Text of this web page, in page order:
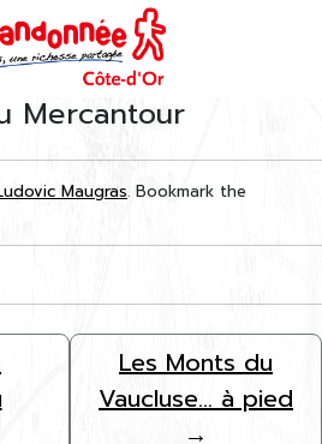
Mercantour
Maugras. Bookmark the
Les Monts du
Vaucluse… à pied
→